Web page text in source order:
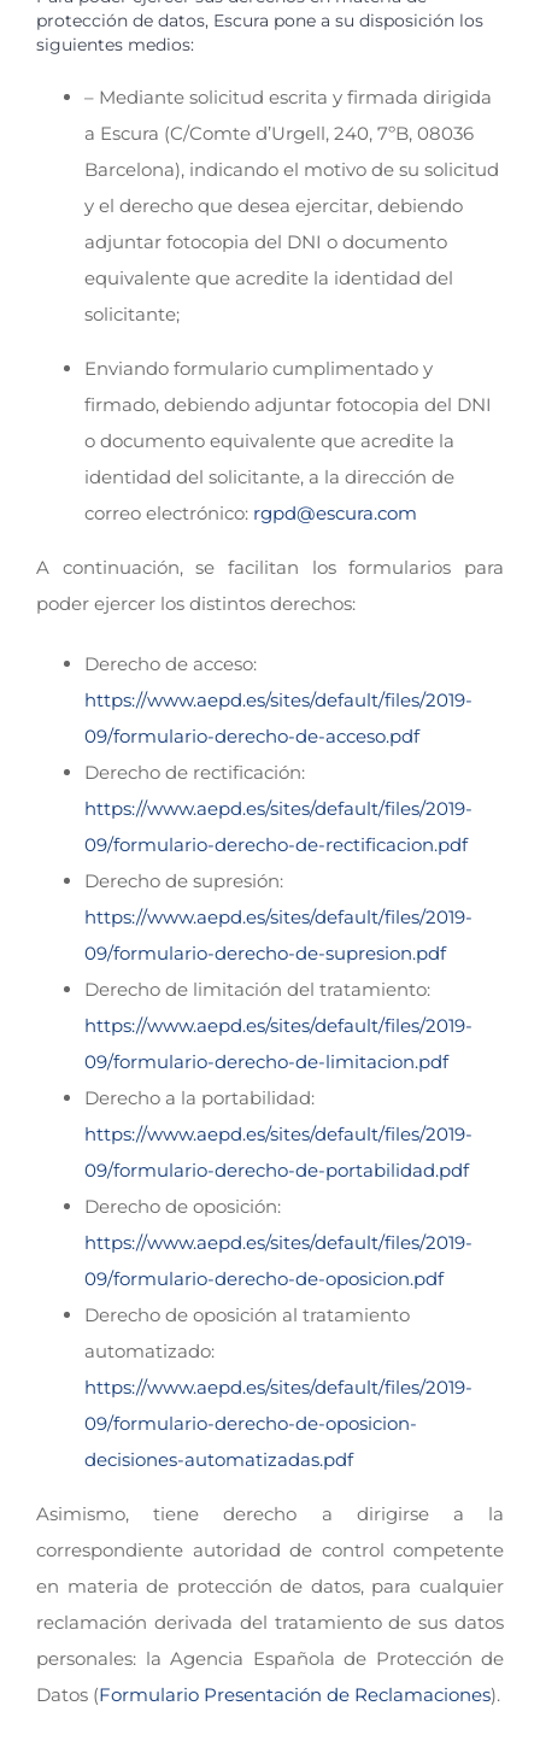
protección de datos, Escura pone a su disposición los
siguientes medios:
– Mediante solicitud escrita y firmada dirigida
a Escura (C/Comte d’Urgell, 240, 7ºB, 08036
Barcelona), indicando el motivo de su solicitud
y el derecho que desea ejercitar, debiendo
adjuntar fotocopia del DNI o documento
equivalente que acredite la identidad del
solicitante;
Enviando formulario cumplimentado y
firmado, debiendo adjuntar fotocopia del DNI
o documento equivalente que acredite la
identidad del solicitante, a la dirección de
correo electrónico: rgpd@escura.com
A continuación, se facilitan los formularios para
poder ejercer los distintos derechos:
Derecho de acceso:
https://www.aepd.es/sites/default/files/2019-
09/formulario-derecho-de-acceso.pdf
Derecho de rectificación:
https://www.aepd.es/sites/default/files/2019-
09/formulario-derecho-de-rectificacion.pdf
Derecho de supresión:
https://www.aepd.es/sites/default/files/2019-
09/formulario-derecho-de-supresion.pdf
Derecho de limitación del tratamiento:
https://www.aepd.es/sites/default/files/2019-
09/formulario-derecho-de-limitacion.pdf
Derecho a la portabilidad:
https://www.aepd.es/sites/default/files/2019-
09/formulario-derecho-de-portabilidad.pdf
Derecho de oposición:
https://www.aepd.es/sites/default/files/2019-
09/formulario-derecho-de-oposicion.pdf
Derecho de oposición al tratamiento
automatizado:
https://www.aepd.es/sites/default/files/2019-
09/formulario-derecho-de-oposicion-
decisiones-automatizadas.pdf
Asimismo, tiene derecho a dirigirse a la
correspondiente autoridad de control competente
en materia de protección de datos, para cualquier
reclamación derivada del tratamiento de sus datos
personales: la Agencia Española de Protección de
Datos (Formulario Presentación de Reclamaciones).